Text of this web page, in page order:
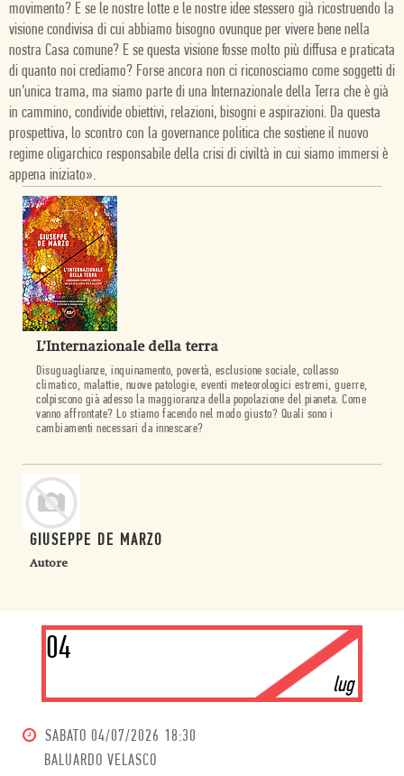
movimento? E se le nostre lotte e le nostre idee stessero già ricostruendo la
visione condivisa di cui abbiamo bisogno ovunque per vivere bene nella
nostra Casa comune? E se questa visione fosse molto più diffusa e praticata
di quanto noi crediamo? Forse ancora non ci riconosciamo come soggetti di
un’unica trama, ma siamo parte di una Internazionale della Terra che è già
in cammino, condivide obiettivi, relazioni, bisogni e aspirazioni. Da questa
prospettiva, lo scontro con la governance politica che sostiene il nuovo
regime oligarchico responsabile della crisi di civiltà in cui siamo immersi è
appena iniziato».
L’Internazionale della terra
Disuguaglianze, inquinamento, povertà, esclusione sociale, collasso
climatico, malattie, nuove patologie, eventi meteorologici estremi, guerre,
colpiscono già adesso la maggioranza della popolazione del pianeta. Come
vanno affrontate? Lo stiamo facendo nel modo giusto? Quali sono i
cambiamenti necessari da innescare?
GIUSEPPE DE MARZO
Autore
04
lug
SABATO 04/07/2026 18:30
BALUARDO VELASCO